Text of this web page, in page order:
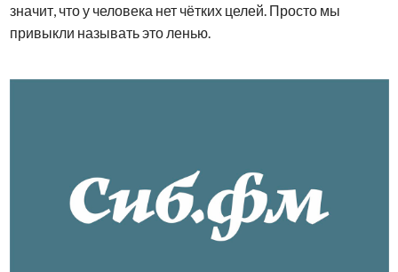
значит, что у человека нет чётких целей. Просто мы
привыкли называть это ленью.